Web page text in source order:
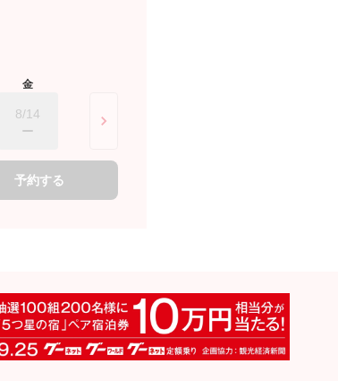
金
8/14
予約する